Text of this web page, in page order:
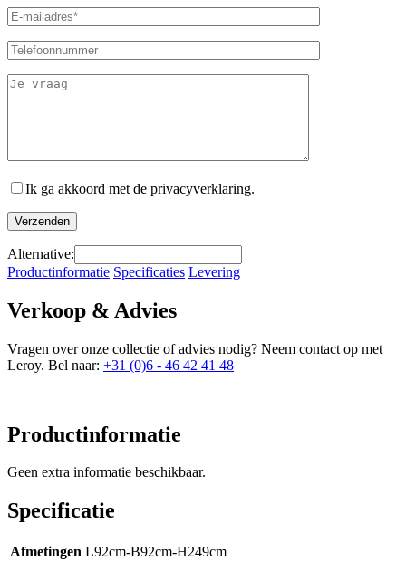
Ik ga akkoord met de privacyverklaring.
Alternative:
Productinformatie Specificaties Levering
Verkoop & Advies
Vragen over onze collectie of advies nodig? Neem contact op met
Leroy. Bel naar: +31 (0)6 - 46 42 41 48
Productinformatie
Geen extra informatie beschikbaar.
Specificatie
Afmetingen L92cm-B92cm-H249cm